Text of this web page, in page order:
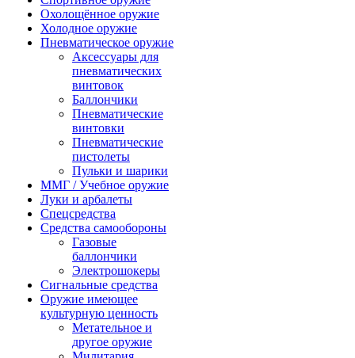
Охолощённое оружие
Холодное оружие
Пневматическое оружие
Аксессуары для
пневматических
винтовок
Баллончики
Пневматические
винтовки
Пневматические
пистолеты
Пульки и шарики
ММГ / Учебное оружие
Луки и арбалеты
Спецсредства
Средства самообороны
Газовые
баллончики
Электрошокеры
Сигнальные средства
Оружие имеющее
культурную ценность
Метательное и
другое оружие